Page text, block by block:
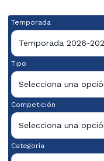
Temporada
Temporada 2026-
Tipo
Selecciona una
Competición
Selecciona una
Categoría